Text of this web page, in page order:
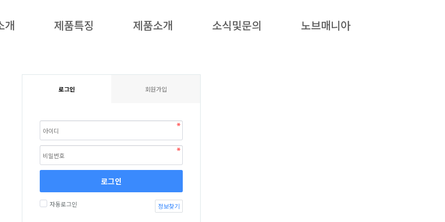
개 제품특징 제품소개 소식및문의 노브매니아
로그인 회원가입
로그인
자동로그인 정보찾기